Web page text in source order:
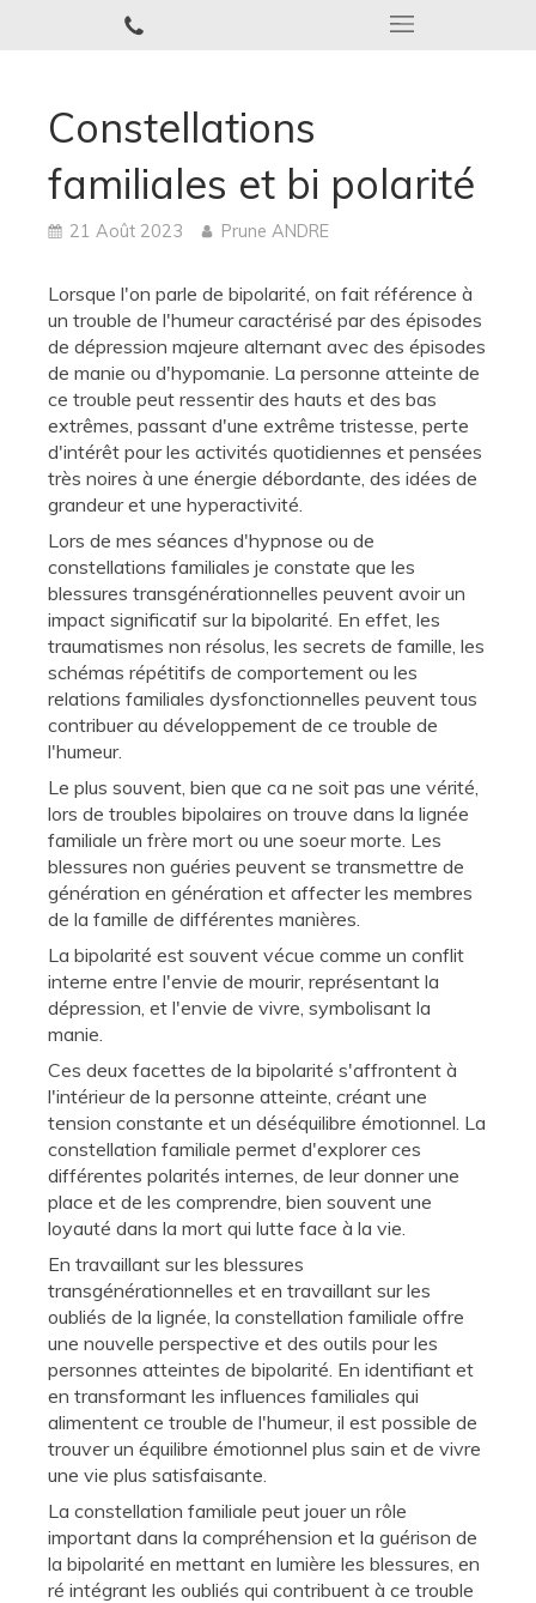
Constellations
familiales et bi polarité
21 Août 2023 Prune ANDRE
Lorsque l'on parle de bipolarité, on fait référence à
un trouble de l'humeur caractérisé par des épisodes
de dépression majeure alternant avec des épisodes
de manie ou d'hypomanie. La personne atteinte de
ce trouble peut ressentir des hauts et des bas
extrêmes, passant d'une extrême tristesse, perte
d'intérêt pour les activités quotidiennes et pensées
très noires à une énergie débordante, des idées de
grandeur et une hyperactivité.
Lors de mes séances d'hypnose ou de
constellations familiales je constate que les
blessures transgénérationnelles peuvent avoir un
impact significatif sur la bipolarité. En effet, les
traumatismes non résolus, les secrets de famille, les
schémas répétitifs de comportement ou les
relations familiales dysfonctionnelles peuvent tous
contribuer au développement de ce trouble de
l'humeur.
Le plus souvent, bien que ca ne soit pas une vérité,
lors de troubles bipolaires on trouve dans la lignée
familiale un frère mort ou une soeur morte. Les
blessures non guéries peuvent se transmettre de
génération en génération et affecter les membres
de la famille de différentes manières.
La bipolarité est souvent vécue comme un conflit
interne entre l'envie de mourir, représentant la
dépression, et l'envie de vivre, symbolisant la
manie.
Ces deux facettes de la bipolarité s'affrontent à
l'intérieur de la personne atteinte, créant une
tension constante et un déséquilibre émotionnel. La
constellation familiale permet d'explorer ces
différentes polarités internes, de leur donner une
place et de les comprendre, bien souvent une
loyauté dans la mort qui lutte face à la vie.
En travaillant sur les blessures
transgénérationnelles et en travaillant sur les
oubliés de la lignée, la constellation familiale offre
une nouvelle perspective et des outils pour les
personnes atteintes de bipolarité. En identifiant et
en transformant les influences familiales qui
alimentent ce trouble de l'humeur, il est possible de
trouver un équilibre émotionnel plus sain et de vivre
une vie plus satisfaisante.
La constellation familiale peut jouer un rôle
important dans la compréhension et la guérison de
la bipolarité en mettant en lumière les blessures, en
ré intégrant les oubliés qui contribuent à ce trouble